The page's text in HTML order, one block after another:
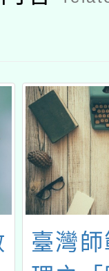
選成果
臺灣